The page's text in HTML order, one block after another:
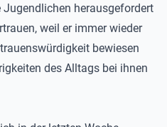
herausgefordert
weil er immer wieder
bewiesen
des Alltags bei ihnen